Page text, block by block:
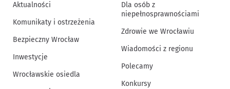
Aktualności
Komunikaty i ostrzeżenia
Bezpieczny Wrocław
Inwestycje
Wrocławskie osiedla
Dla osób z
niepełnosprawnościami
Zdrowie we Wrocławiu
Wiadomości z regionu
Polecamy
Konkursy